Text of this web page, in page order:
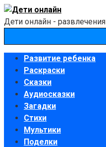
Перейти
к
Дети онлайн -
Развитие ребенка
Раскраски
Сказки
Аудиосказки
Загадки
Стихи
Мультики
Поделки